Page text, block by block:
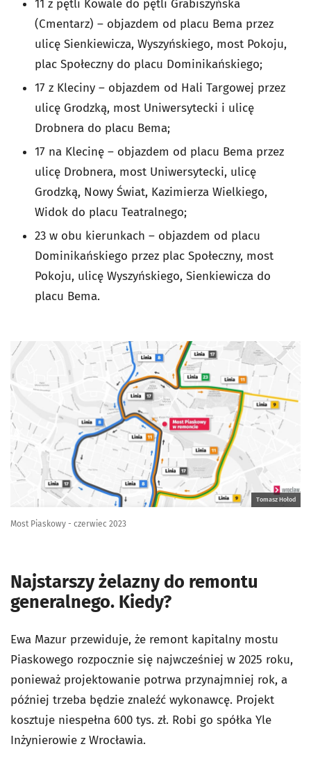
11 z pętli Kowale do pętli Grabiszyńska
(Cmentarz) – objazdem od placu Bema przez
ulicę Sienkiewicza, Wyszyńskiego, most Pokoju,
plac Społeczny do placu Dominikańskiego;
17 z Kleciny – objazdem od Hali Targowej przez
ulicę Grodzką, most Uniwersytecki i ulicę
Drobnera do placu Bema;
17 na Klecinę – objazdem od placu Bema przez
ulicę Drobnera, most Uniwersytecki, ulicę
Grodzką, Nowy Świat, Kazimierza Wielkiego,
Widok do placu Teatralnego;
23 w obu kierunkach – objazdem od placu
Dominikańskiego przez plac Społeczny, most
Pokoju, ulicę Wyszyńskiego, Sienkiewicza do
placu Bema.
Tomasz Hołod
Most Piaskowy - czerwiec 2023
Najstarszy żelazny do remontu
generalnego. Kiedy?
Ewa Mazur przewiduje, że remont kapitalny mostu
Piaskowego rozpocznie się najwcześniej w 2025 roku,
ponieważ projektowanie potrwa przynajmniej rok, a
później trzeba będzie znaleźć wykonawcę. Projekt
kosztuje niespełna 600 tys. zł. Robi go spółka Yle
Inżynierowie z Wrocławia.